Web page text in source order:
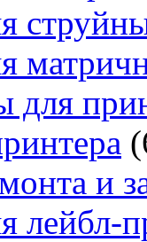
для
и
лейбл-